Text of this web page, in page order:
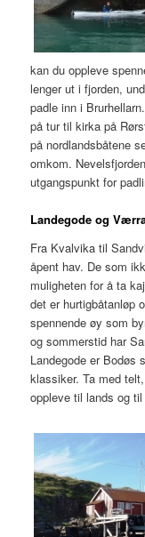
kan du oppleve
lenger ut i fjorden,
padle inn i
på tur til kirka på
på nordlandsbåtene
omkom.
utgangspunkt for
Landegode og
Fra Kvalvika til
åpent hav. De som
muligheten for å ta
det er hurtigbåtanløp
spennende øy som
og sommerstid har
Landegode er Bodøs
klassiker. Ta med
oppleve til lands og